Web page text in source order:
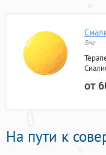
5мг
от
На пути к